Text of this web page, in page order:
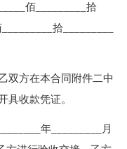
佰_________拾
拾_________
方在本合同附件二中
具收款凭证。
年_________月